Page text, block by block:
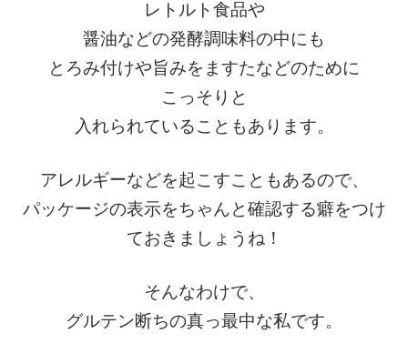
レトルト食品や
醤油などの発酵調味料の中にも
とろみ付けや旨みをますたなどのために
こっそりと
入れられていることもあります。
アレルギーなどを起こすこともあるので、
パッケージの表示をちゃんと確認する癖をつけ
ておきましょうね！
そんなわけで、
グルテン断ちの真っ最中な私です。